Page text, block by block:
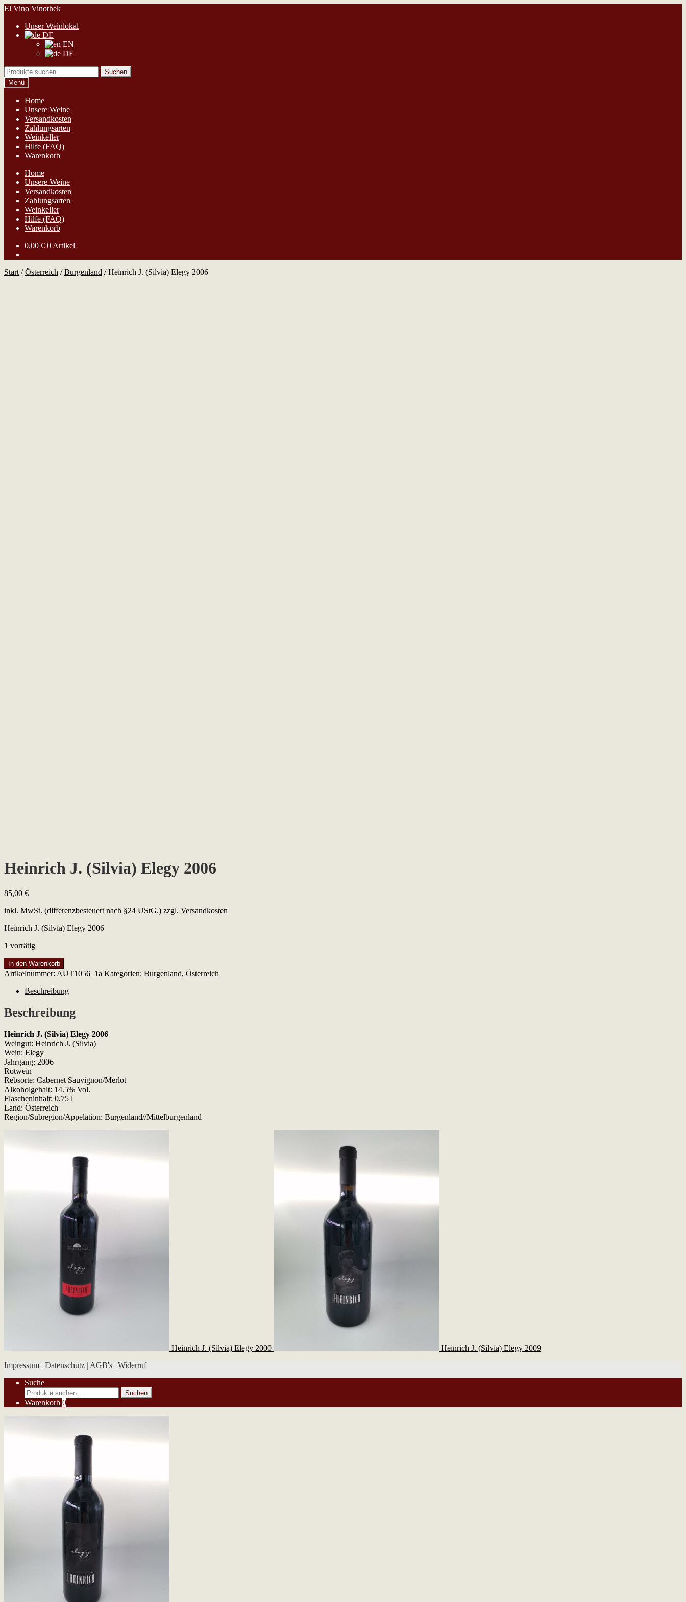
Zur
springen
Zum
springen
El Vino Vinothek
Unser Weinlokal
DE
EN
DE
Suchen
nach:
Suchen
Menü
Home
Unsere Weine
Versandkosten
Zahlungsarten
Weinkeller
Hilfe (FAQ)
Warenkorb
Home
Unsere Weine
Versandkosten
Zahlungsarten
Weinkeller
Hilfe (FAQ)
Warenkorb
0,00 € 0 Artikel
Start /Österreich /Burgenland /Heinrich J. (Silvia) Elegy 2006
Heinrich J. (Silvia) Elegy 2006
85,00 €
inkl. MwSt. (differenzbesteuert nach §24 UStG.) zzgl. Versandkosten
Heinrich J. (Silvia) Elegy 2006
1 vorrätig
Heinrich
J.
Elegy
Menge
In den Warenkorb
Artikelnummer: AUT1056_1a Kategorien: Burgenland, Österreich
Beschreibung
Beschreibung
Heinrich J. (Silvia) Elegy 2006
Weingut: Heinrich J. (Silvia)
Wein: Elegy
Jahrgang: 2006
Rotwein
Rebsorte: Cabernet Sauvignon/Merlot
Alkoholgehalt: 14.5% Vol.
Flascheninhalt: 0,75 l
Land: Österreich
Region/Subregion/Appelation: Burgenland//Mittelburgenland
Heinrich J. (Silvia) Elegy 2000
Heinrich J. (Silvia) Elegy 2009
Impressum | Datenschutz | AGB's | Widerruf
Suche
Suchen
nach:
Suchen
Warenkorb 0